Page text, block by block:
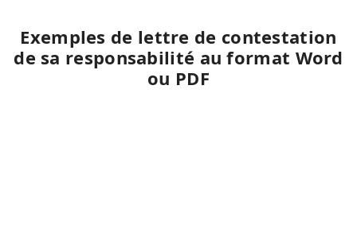
Exemples de lettre de contestation
de sa responsabilité au format Word
ou PDF